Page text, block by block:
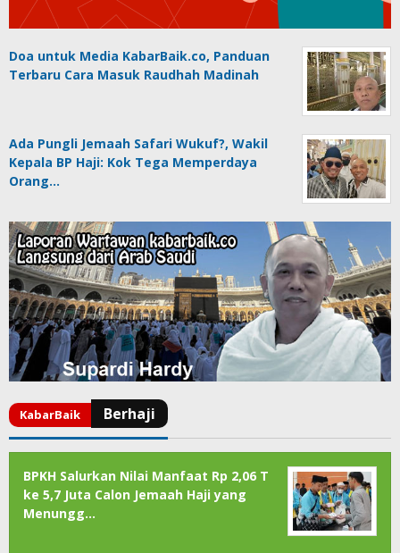
Doa untuk Media KabarBaik.co, Panduan
Terbaru Cara Masuk Raudhah Madinah
Ada Pungli Jemaah Safari Wukuf?, Wakil
Kepala BP Haji: Kok Tega Memperdaya
Orang…
BPKH Salurkan Nilai Manfaat Rp 2,06 T
ke 5,7 Juta Calon Jemaah Haji yang
Menungg…